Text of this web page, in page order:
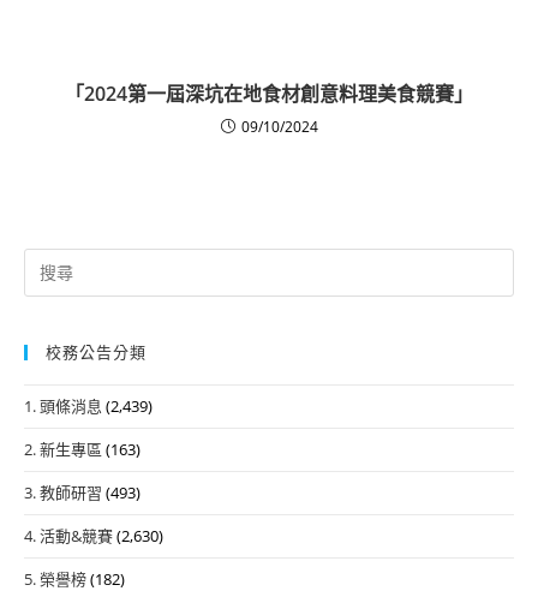
「2024第一屆深坑在地食材創意料理美食競賽」
09/10/2024
Search
for:
校務公告分類
1. 頭條消息 (2,439)
2. 新生專區 (163)
3. 教師研習 (493)
4. 活動&競賽(2,630)
5. 榮譽榜(182)